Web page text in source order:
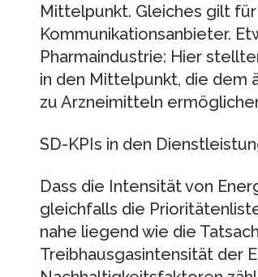
Mittelpunkt. Gleiches gilt
Kommunikationsanbieter.
Pharmaindustrie: Hier
in den Mittelpunkt, die dem
zu Arzneimitteln
SD-KPIs in den
Dass die Intensität von
gleichfalls die
nahe liegend wie die
Treibhausgasintensität der